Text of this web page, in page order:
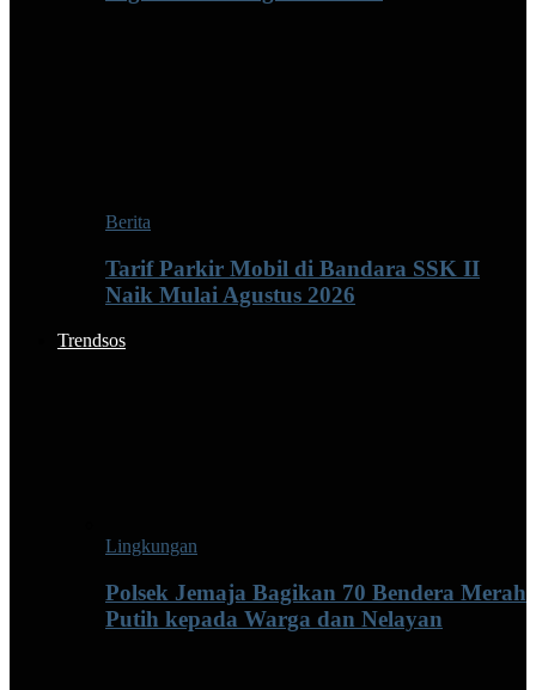
Berita
Tarif Parkir Mobil di Bandara SSK II
Naik Mulai Agustus 2026
Trendsos
Lingkungan
Polsek Jemaja Bagikan 70 Bendera Merah
Putih kepada Warga dan Nelayan